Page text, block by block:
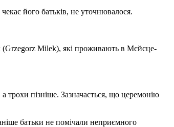
його батьків, не уточнювалося.
(Grzegorz Milek), які проживають в Мєйсце-
трохи пізніше. Зазначається, що церемонію
батьки не помічали неприємного